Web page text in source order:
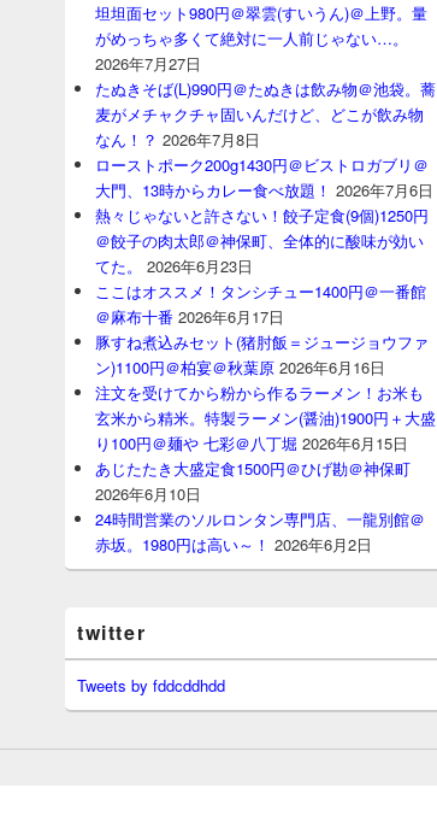
坦坦面セット980円＠翠雲(すいうん)＠上野。量
がめっちゃ多くて絶対に一人前じゃない…。
2026年7月27日
たぬきそば(L)990円＠たぬきは飲み物＠池袋。蕎
麦がメチャクチャ固いんだけど、どこが飲み物
なん！？ 2026年7月8日
ローストポーク200g1430円＠ビストロガブリ＠
大門、13時からカレー食べ放題！ 2026年7月6日
熱々じゃないと許さない！餃子定食(9個)1250円
＠餃子の肉太郎＠神保町、全体的に酸味が効い
てた。
2026年6月23日
ここはオススメ！タンシチュー1400円＠一番館
＠麻布十番 2026年6月17日
豚すね煮込みセット(猪肘飯＝ジュージョウファ
ン)1100円＠柏宴＠秋葉原 2026年6月16日
注文を受けてから粉から作るラーメン！お米も
玄米から精米。特製ラーメン(醤油)1900円＋大盛
り100円＠麺や 七彩＠八丁堀 2026年6月15日
あじたたき大盛定食1500円＠ひげ勘＠神保町
2026年6月10日
24時間営業のソルロンタン専門店、一龍別館＠
赤坂。1980円は高い～！ 2026年6月2日
twitter
Tweets by fddcddhdd